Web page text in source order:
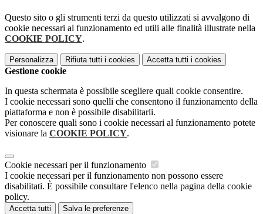
Questo sito o gli strumenti terzi da questo utilizzati si avvalgono di
cookie necessari al funzionamento ed utili alle finalità illustrate nella
COOKIE POLICY.
Personalizza Rifiuta tutti i cookies Accetta tutti i cookies
Gestione cookie
In questa schermata è possibile scegliere quali cookie consentire.
I cookie necessari sono quelli che consentono il funzionamento della
piattaforma e non è possibile disabilitarli.
Per conoscere quali sono i cookie necessari al funzionamento potete
visionare la COOKIE POLICY.
Cookie necessari per il funzionamento
I cookie necessari per il funzionamento non possono essere
disabilitati. È possibile consultare l'elenco nella pagina della cookie
policy.
Accetta tutti Salva le preferenze